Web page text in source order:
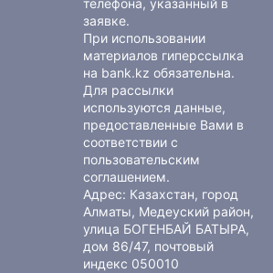
телефона, указанный в
заявке.
При использовании
материалов гиперссылка
на bank.kz обязательна.
Для рассылки
используются данные,
предоставленные Вами в
соответствии с
пользовательским
соглашением.
Адрес: Казахстан, город
Алматы, Медеуский район,
улица БОГЕНБАЙ БАТЫРА,
дом 86/47, почтовый
индекс 050010